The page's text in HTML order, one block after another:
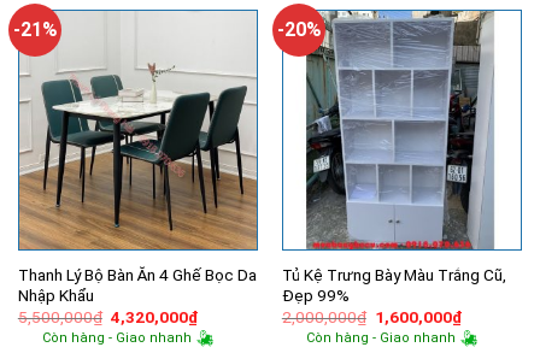
754,000₫.
-21%
Thanh Lý Bộ Bàn Ăn 4 Ghế Bọc Da
Nhập Khẩu
5,500,000₫ Giá
gốc
là:
4,320,000₫Giá
hiện
tại
Còn hàng - Giao nhanh
-20%
Tủ Kệ Trưng Bày Màu Trắng Cũ,
Đẹp 99%
2,000,000₫ Giá
gốc
là:
1,600,000₫Giá
hiện
tại
Còn hàng - Giao nhanh